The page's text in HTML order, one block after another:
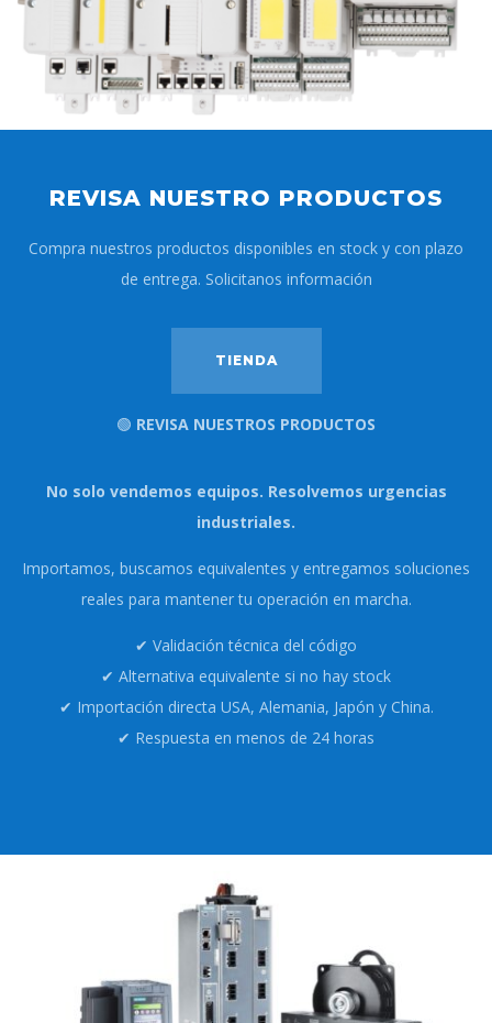
REVISA NUESTRO PRODUCTOS
Compra nuestros productos disponibles en stock y con plazo
de entrega. Solicitanos información
TIENDA
🟢 REVISA NUESTROS PRODUCTOS
No solo vendemos equipos. Resolvemos urgencias
industriales.
Importamos, buscamos equivalentes y entregamos soluciones
reales para mantener tu operación en marcha.
✔ Validación técnica del código
✔ Alternativa equivalente si no hay stock
✔ Importación directa USA, Alemania, Japón y China.
✔ Respuesta en menos de 24 horas